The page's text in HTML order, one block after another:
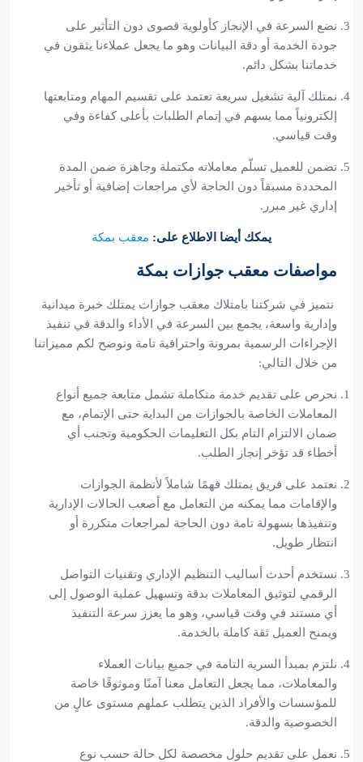
نضع السرعة في الإنجاز كأولوية قصوى دون التأثير على
جودة الخدمة أو دقة البيانات وهو ما يجعل عملاءنا يثقون في
خدماتنا بشكل دائم.
نمتلك آلية تشغيل سريعة تعتمد على تقسيم المهام ومتابعتها
إلكترونياً مما يسهم في إتمام الطلبات بأعلى كفاءة وفي
وقت قياسي.
نضمن للعميل تسلّم معاملاته مكتملة وجاهزة ضمن المدة
المحددة مسبقاً دون الحاجة لأي مراجعات إضافية أو تأخير
إداري غير مبرر.
يمكك أيضا الاطلاع على: معقب بمكة
مواصفات معقب جوازات بمكة
نتميز في شركتنا بامتلاك معقب جوازات يمتلك خبرة ميدانية
وإدارية واسعة، يجمع بين السرعة في الأداء والدقة في تنفيذ
الإجراءات الرسمية بمرونة واحترافية تامة ونوضح لكم مميزاتنا
من خلال التالي:
نحرص على تقديم خدمة متكاملة تشمل متابعة جميع أنواع
المعاملات الخاصة بالجوازات من البداية حتى الإتمام، مع
ضمان الالتزام التام بكل التعليمات الحكومية وتجنب أي
أخطاء قد تؤخر إنجاز الطلب.
نعتمد على فريق يمتلك فهمًا شاملاً لأنظمة الجوازات
والإقامات مما يمكنه من التعامل مع أصعب الحالات الإدارية
وتنفيذها بسهولة تامة دون الحاجة لمراجعات متكررة أو
انتظار طويل.
نستخدم أحدث أساليب التنظيم الإداري وتقنيات التواصل
الرقمي لتوثيق المعاملات بدقة وتسهيل عملية الوصول إلى
أي مستند في وقت قياسي، وهو ما يعزز سرعة التنفيذ
ويمنح العميل ثقة كاملة بالخدمة.
نلتزم بمبدأ السرية التامة في جميع بيانات العملاء
والمعاملات، مما يجعل التعامل معنا آمنًا وموثوقًا خاصة
للمؤسسات والأفراد الذين يتطلب عملهم مستوى عالٍ من
الخصوصية والدقة.
نعمل على تقديم حلول مخصصة لكل حالة حسب نوع